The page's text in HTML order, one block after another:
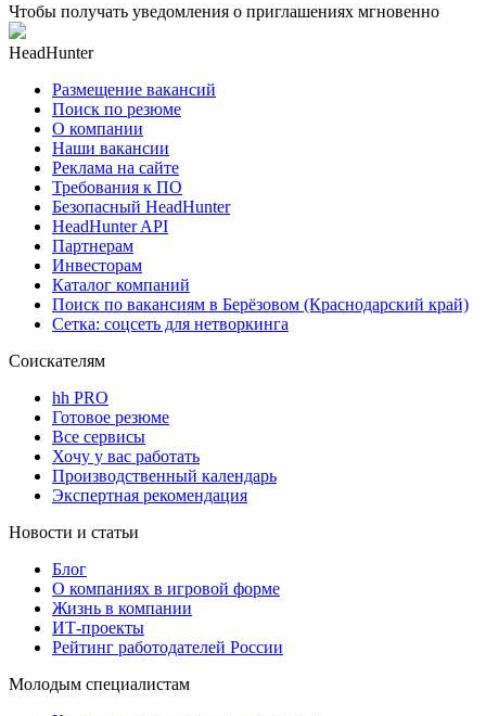
Чтобы получать уведомления о приглашениях мгновенно
HeadHunter
Размещение вакансий
Поиск по резюме
О компании
Наши вакансии
Реклама на сайте
Требования к ПО
Безопасный HeadHunter
HeadHunter API
Партнерам
Инвесторам
Каталог компаний
Поиск по вакансиям в Берёзовом (Краснодарский край)
Сетка: соцсеть для нетворкинга
Соискателям
hh PRO
Готовое резюме
Все сервисы
Хочу у вас работать
Производственный календарь
Экспертная рекомендация
Новости и статьи
Блог
О компаниях в игровой форме
Жизнь в компании
ИТ-проекты
Рейтинг работодателей России
Молодым специалистам